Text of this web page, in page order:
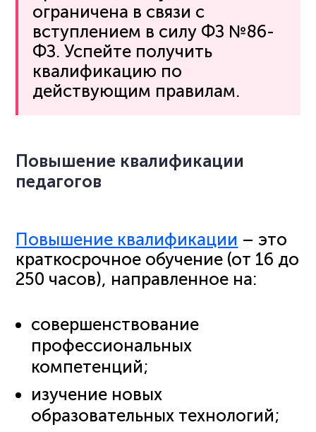
ограничена в связи с
вступлением в силу ФЗ №86-
ФЗ. Успейте получить
квалификацию по
действующим правилам.
Повышение квалификации
педагогов
Повышение квалификации – это
краткосрочное обучение (от 16 до
250 часов), направленное на:
совершенствование
профессиональных
компетенций;
изучение новых
образовательных технологий;